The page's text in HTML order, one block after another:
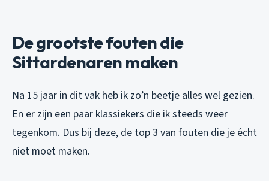
De grootste fouten die
Sittardenaren maken
Na 15 jaar in dit vak heb ik zo’n beetje alles wel gezien.
En er zijn een paar klassiekers die ik steeds weer
tegenkom. Dus bij deze, de top 3 van fouten die je écht
niet moet maken.